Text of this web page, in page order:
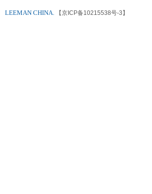
LEEMAN CHINA. 【京ICP备10215538号-3】